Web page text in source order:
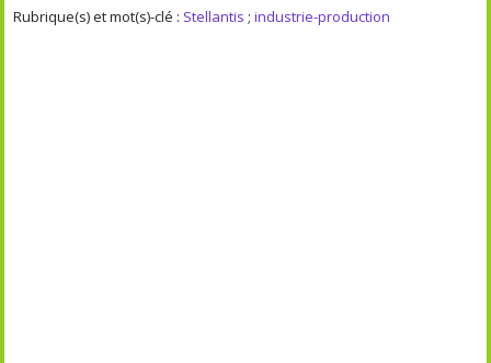
Rubrique(s) et mot(s)-clé : Stellantis ;industrie-production